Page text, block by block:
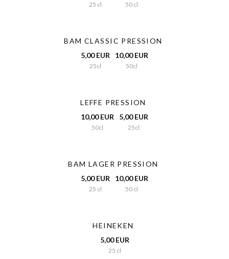
25 cl 50 cl
BAM CLASSIC PRESSION
5,00 EUR
25cl
10,00 EUR
50cl
LEFFE PRESSION
10,00 EUR
50cl
5,00 EUR
25cl
BAM LAGER PRESSION
5,00 EUR
25 cl
10,00 EUR
50 cl
HEINEKEN
5,00 EUR
25 cl